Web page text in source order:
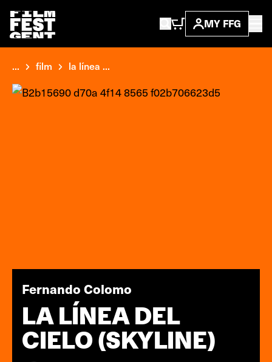
MY FFG
... film la línea ...
Fernando Colomo
LA LÍNEA DEL
CIELO (SKYLINE)